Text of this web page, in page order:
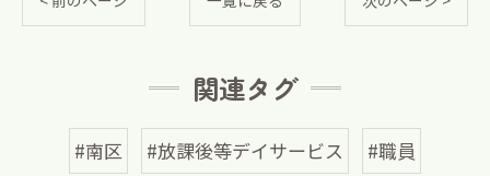
関連タグ
#南区 #放課後等デイサービス
#職員